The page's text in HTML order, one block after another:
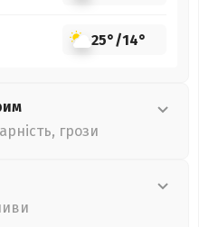
25°/14°
грози